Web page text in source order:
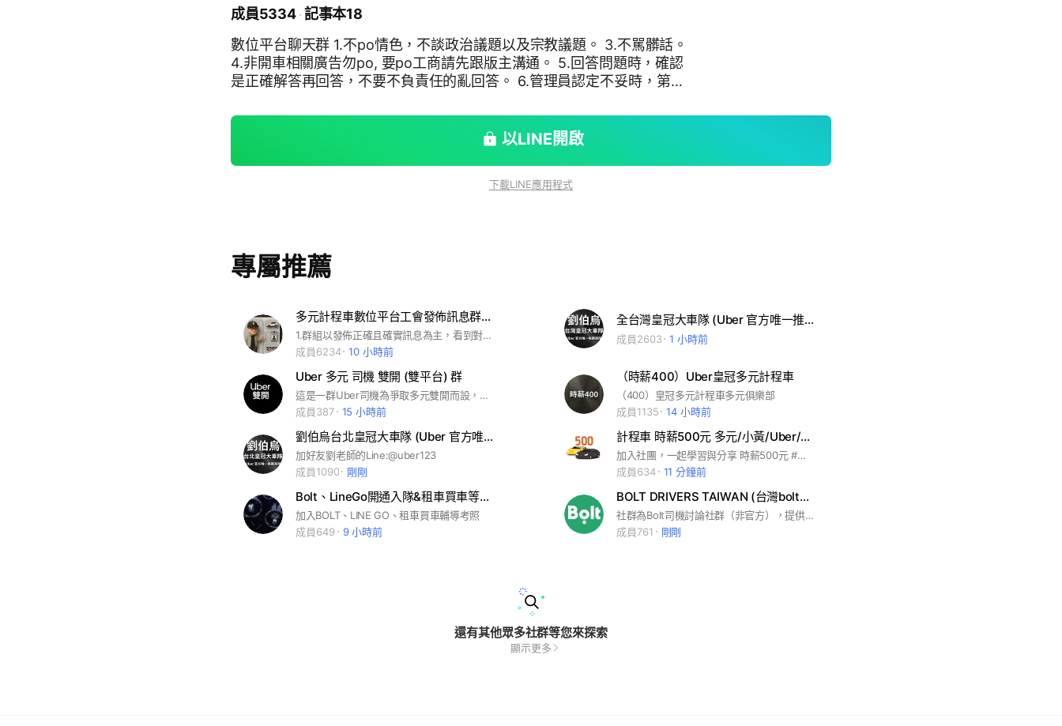
成員5334 記事本18
數位平台聊天群 1.不po情色，不談政治議題以及宗教議題。 3.不駡髒話。
4.非開車相關廣告勿po, 要po工商請先跟版主溝通。 5.回答問題時，確認
是正確解答再回答，不要不負責任的亂回答。 6.管理員認定不妥時，第一
以LINE開啟
下載LINE應用程式
專屬推薦
多元計程車數位平台工會發佈訊息群（勿聊天）uber linego 台灣大 大都會 yoxi
1.群組以發佈正確且確實訊息為主，看到對司機有幫助訊息，麻煩轉傳出去給越多司機知道，讓越多人獲得正確訊息。 2.只接受關於多元或小黃駕駛相關的內容、訊息發佈、轉載。 3.其他無關上述的 資料、影片、請安問好 等文字、貼圖、影片，請勿在此發表 4.請勿張貼任何未經同意的廠商資訊。 (有好的廠商請把資料給版主，版主會跟推薦廠商聯絡，確認是正派經營，而且是對司機好的廠商，會統一推薦給所有夥伴) 為了群組的全體車友，收取重要資訊不被其他無關的訊息影響，再麻煩收回訊息。 5.管理員認為不妥訊息會直接刪除訊息
成員6234
10 小時前
全台灣皇冠大車隊 (Uber 官方唯一推薦車隊)
成員2603 1 小時前
Uber 多元 司機 雙開 (雙平台) 群
這是一群Uber司機為爭取多元雙開而設，聊天只限Uber司機酸甜苦辣跑車分享或雙平台訊息，其餘廣告一律刪除。請一起爭取雙開。 … #uber #多元 #雙平台 #雙開 #計程車 #台灣大車隊 #大都會 #yoxi #linetaxi #多元化計程車 #uber多元
成員387
15 小時前
（時薪400）Uber皇冠多元計程車
（400）皇冠多元計程車多元俱樂部
成員1135
14 小時前
劉伯烏台北皇冠大車隊 (Uber 官方唯一推薦車隊)
加好友劉老師的Line:@uber123
成員1090
剛剛
計程車 時薪500元 多元/小黃/Uber/台灣大車隊/大都會/Linetaxi/Yoxi 社團
加入社團，一起學習與分享 時薪500元 #多元 #小黃 #Uber #台灣大車隊 #大都會 #linetaxi #yoxi #多元計程車 #小黃 #多元司機收入
成員634
11 分鐘前
Bolt、LineGo開通入隊&租車買車等計程車疑難雜症診斷處
加入BOLT、LINE GO、租車買車輔導考照
成員649
9 小時前
BOLT DRIVERS TAIWAN (台灣bolt）討論區
社群為Bolt司機討論社群（非官方），提供最新bolt資訊、開通及各種問題討論。
成員761
剛剛
還有其他眾多社群等您來探索
顯示更多